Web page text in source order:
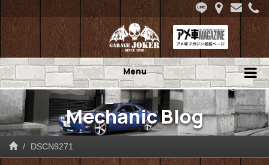
Menu
Mechanic Blog
DSCN9271